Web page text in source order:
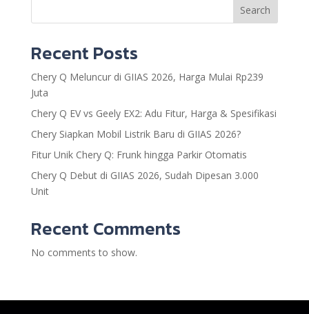
Search
Recent Posts
Chery Q Meluncur di GIIAS 2026, Harga Mulai Rp239
Juta
Chery Q EV vs Geely EX2: Adu Fitur, Harga & Spesifikasi
Chery Siapkan Mobil Listrik Baru di GIIAS 2026?
Fitur Unik Chery Q: Frunk hingga Parkir Otomatis
Chery Q Debut di GIIAS 2026, Sudah Dipesan 3.000
Unit
Recent Comments
No comments to show.